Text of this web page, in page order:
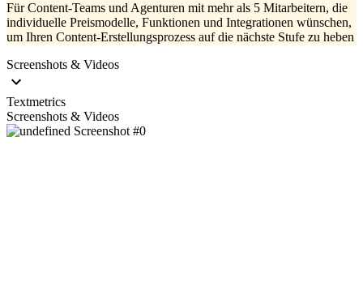
Für Content-Teams und Agenturen mit mehr als 5 Mitarbeitern, die
individuelle Preismodelle, Funktionen und Integrationen wünschen,
um Ihren Content-Erstellungsprozess auf die nächste Stufe zu heben
Screenshots & Videos
Textmetrics
Screenshots & Videos